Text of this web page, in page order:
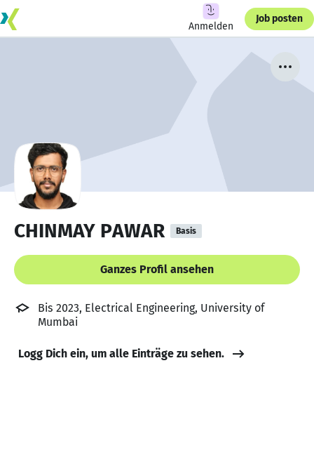
Anmelden
Job posten
CHINMAY PAWAR Basis
Ganzes Profil ansehen
Bis 2023, Electrical Engineering, University of
Mumbai
Logg Dich ein, um alle Einträge zu sehen.